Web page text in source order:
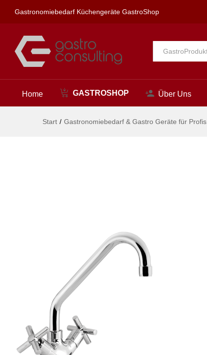
Gastronomiebedarf Küchengeräte GastroShop
Alle
Home GASTROSHOP Über Uns
Start / Gastronomiebedarf & Gastro Geräte für Profis
Beschreibung